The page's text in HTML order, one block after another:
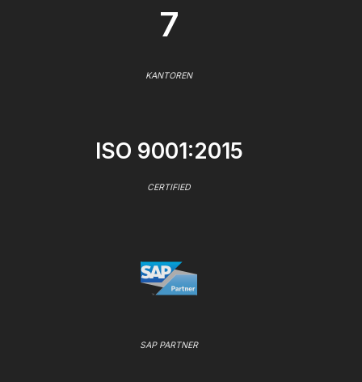
7
KANTOREN
ISO 9001:2015
CERTIFIED
SAP PARTNER